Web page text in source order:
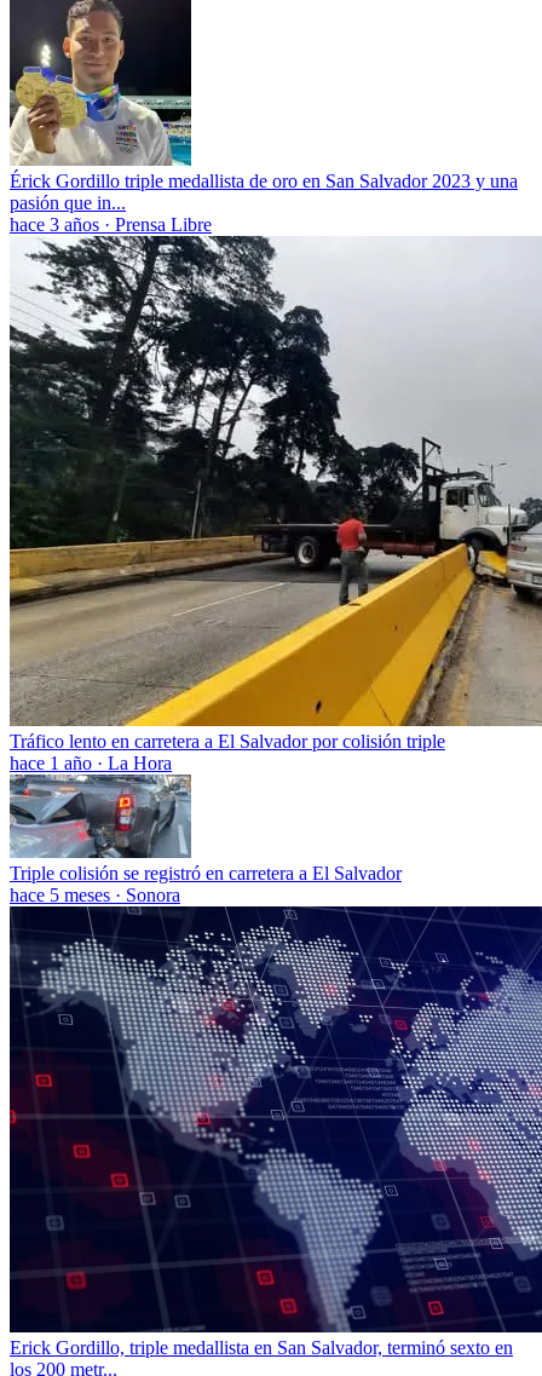
Érick Gordillo triple medallista de oro en San Salvador 2023 y una
pasión que in...
hace 3 años · Prensa Libre
Tráfico lento en carretera a El Salvador por colisión triple
hace 1 año · La Hora
Triple colisión se registró en carretera a El Salvador
hace 5 meses · Sonora
Erick Gordillo, triple medallista en San Salvador, terminó sexto en
los 200 metr...